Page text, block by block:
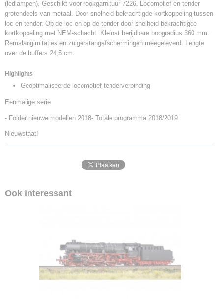
(ledlampen). Geschikt voor rookgarnituur 7226. Locomotief en tender
grotendeels van metaal. Door snelheid bekrachtigde kortkoppeling tussen
loc en tender. Op de loc en op de tender door snelheid bekrachtigde
kortkoppeling met NEM-schacht. Kleinst berijdbare boogradius 360 mm.
Remslangimitaties en zuigerstangafschermingen meegeleverd. Lengte
over de buffers 24,5 cm.
Highlights
Geoptimaliseerde locomotief-tenderverbinding
Eenmalige serie
- Folder nieuwe modellen 2018- Totale programma 2018/2019
Nieuwstaat!
Ook interessant